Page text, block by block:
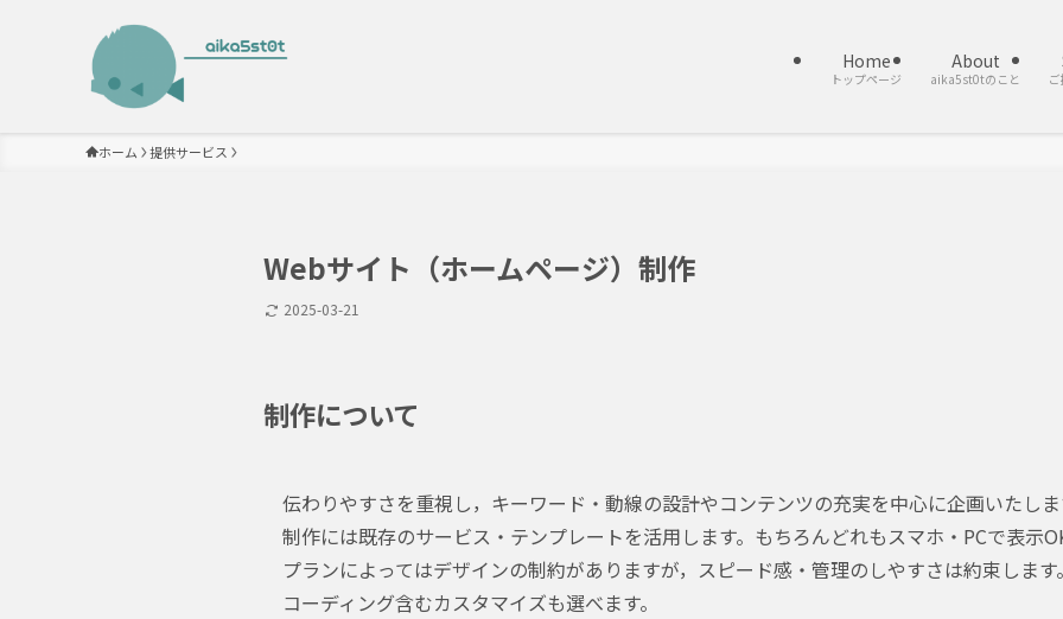
Home
トップページ
About
aika5st0tのこと
ホーム 提供サービス
Webサイト（ホームページ）制作
2025-03-21
制作について
伝わりやすさを重視し，キーワード・動線の設計やコンテンツの充実を中心に企画いたしま
制作には既存のサービス・テンプレートを活用します。もちろんどれもスマホ・PCで表示
プランによってはデザインの制約がありますが，スピード感・管理のしやすさは約束します。
コーディング含むカスタマイズも選べます。